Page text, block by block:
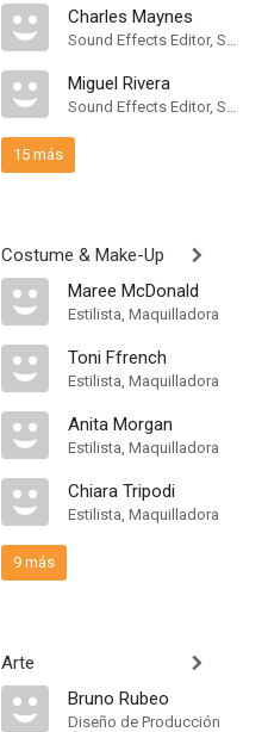
Charles Maynes
Sound Effects Editor, Sound Effects Designer
Miguel Rivera
Sound Effects Editor, Sound Effects Designer
15 más
Costume & Make-Up
Maree McDonald
Estilista, Maquilladora
Toni Ffrench
Estilista, Maquilladora
Anita Morgan
Estilista, Maquilladora
Chiara Tripodi
Estilista, Maquilladora
9 más
Arte
Bruno Rubeo
Diseño de Producción